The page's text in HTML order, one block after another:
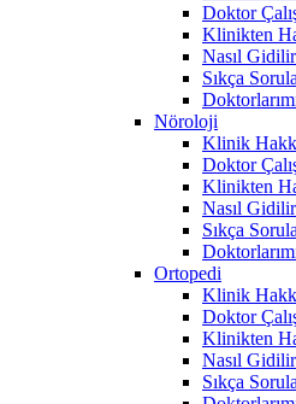
Doktor
Klinikten
Nasıl
Sıkça
Nöroloji
Klinik
Doktor
Klinikten
Nasıl
Sıkça
Ortopedi
Klinik
Doktor
Klinikten
Nasıl
Sıkça